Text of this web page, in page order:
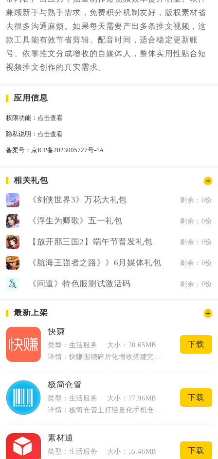
兼顾新手与熟手需求，免费积分机制友好，版权素材省
去很多沟通麻烦。如果每天需要产出多条推文视频，这
款工具能有效节省剪辑、配音时间，适合稳定更新账
号、依靠推文分成增收的自媒体人，整体实用性贴合短
视频推文创作的真实需求。
应用信息
权限功能： 点击查看
隐私说明： 点击查看
备案号： 京ICP备2023005727号-4A
相关礼包
《剑侠世界3》万花大礼包 剩余：0份
《浮生为卿歌》五一礼包 剩余：0份
【放开那三国2】端午节普发礼包 剩余：0份
《航海王强者之路》》6月媒体礼包 剩余：0份
《问道》特色服测试激活码 剩余：0份
最新上架
快赚
类型：生活服务
大小：20.65MB
详情：快赚围绕碎片化增收搭建完整任务与兼职体系，面向学生、上班族、宝妈等群体开放增...
下载
极简仓管
类型：生活服务
大小：77.96MB
详情：极简仓管主打轻量化手机仓储管理，面向小店、小型加工厂、电商仓、线下批发商户打...
下载
素材通
类型：生活服务
大小：55.46MB
下载